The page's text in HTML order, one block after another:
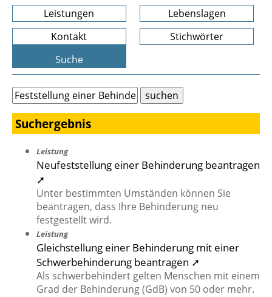
Leistungen
Lebenslagen
Kontakt
Stichwörter
Suche
Suchergebnis
Leistung
Neufeststellung einer Behinderung beantragen
➚
Unter bestimmten Umständen können Sie
beantragen, dass Ihre Behinderung neu
festgestellt wird.
Leistung
Gleichstellung einer Behinderung mit einer
Schwerbehinderung beantragen ➚
Als schwerbehindert gelten Menschen mit einem
Grad der Behinderung (GdB) von 50 oder mehr.